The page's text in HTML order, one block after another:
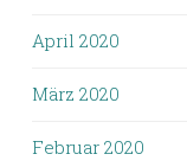
April 2020
März 2020
Februar 2020